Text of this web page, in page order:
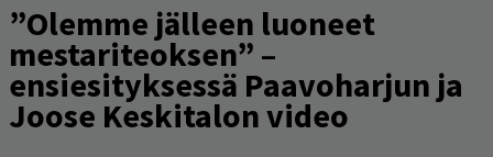
”Olemme jälleen luoneet
mestariteoksen” –
ensiesityksessä Paavoharjun ja
Joose Keskitalon video